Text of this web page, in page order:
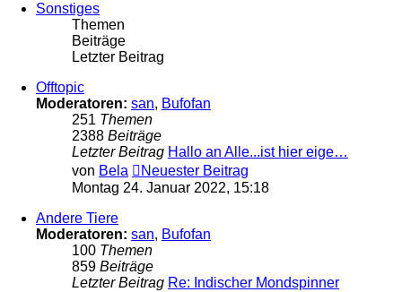
Sonstiges
Themen
Beiträge
Letzter Beitrag
Offtopic
Moderatoren: san, Bufofan
251 Themen
2388 Beiträge
Letzter Beitrag Hallo an Alle...ist hier eige…
von Bela
Neuester Beitrag
Montag 24. Januar 2022, 15:18
Andere Tiere
Moderatoren: san, Bufofan
100 Themen
859 Beiträge
Letzter Beitrag Re: Indischer Mondspinner